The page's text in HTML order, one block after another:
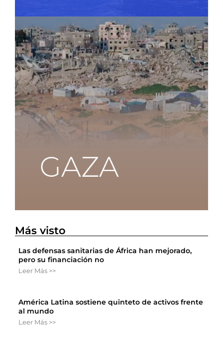
Más visto
Las defensas sanitarias de África han mejorado,
pero su financiación no
Leer Más >>
América Latina sostiene quinteto de activos frente
al mundo
Leer Más >>